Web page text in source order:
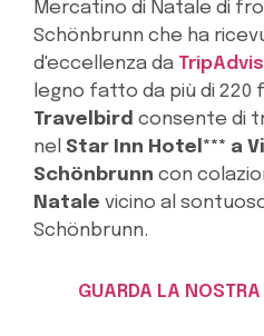
Mercatino di Natale di
Schönbrunn che ha
d'eccellenza da
legno fatto da più di 220
Travelbird consente di
nel Star Inn Hotel*** a
Schönbrunn con
Natale vicino al
Schönbrunn.
GUARDA LA